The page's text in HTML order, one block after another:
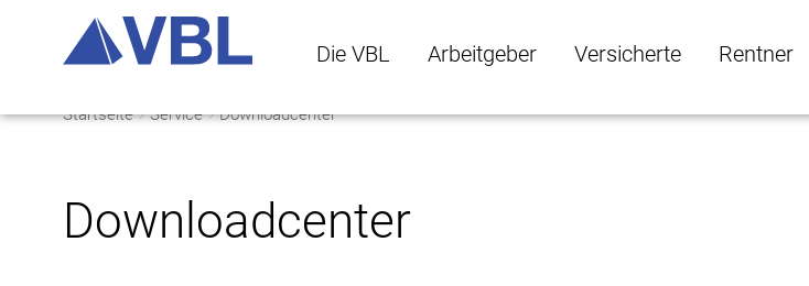
Die VBL Arbeitgeber Versicherte Rentner
Startseite Service Downloadcenter
Downloadcenter